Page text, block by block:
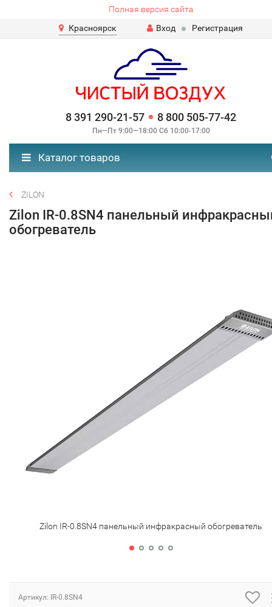
Полная версия сайта
Красноярск
Вход Регистрация
8 391 290-21-57 8 800 505-77-42
Пн—Пт 9:00—18:00 Сб 10:00-17:00
Каталог товаров
ZILON
Zilon IR-0.8SN4 панельный
обогреватель
Zilon IR-0.8SN4 панельный инфракрасный обогреватель
Артикул: IR-0.8SN4